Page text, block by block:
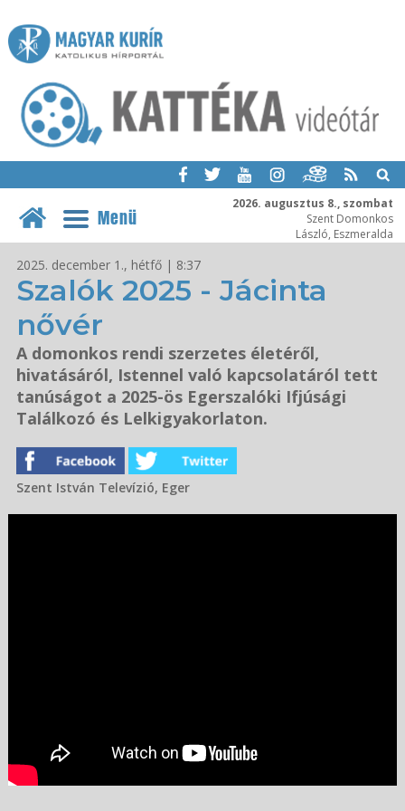
2026. augusztus 8., szombat
Szent Domonkos
László, Eszmeralda
Menü
2025. december 1., hétfő | 8:37
Szalók 2025 - Jácinta
nővér
A domonkos rendi szerzetes életéről,
hivatásáról, Istennel való kapcsolatáról tett
tanúságot a 2025-ös Egerszalóki Ifjúsági
Találkozó és Lelkigyakorlaton.
Szent István Televízió, Eger